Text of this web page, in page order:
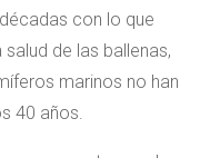
con lo que
de las ballenas,
marinos no han
40 años.